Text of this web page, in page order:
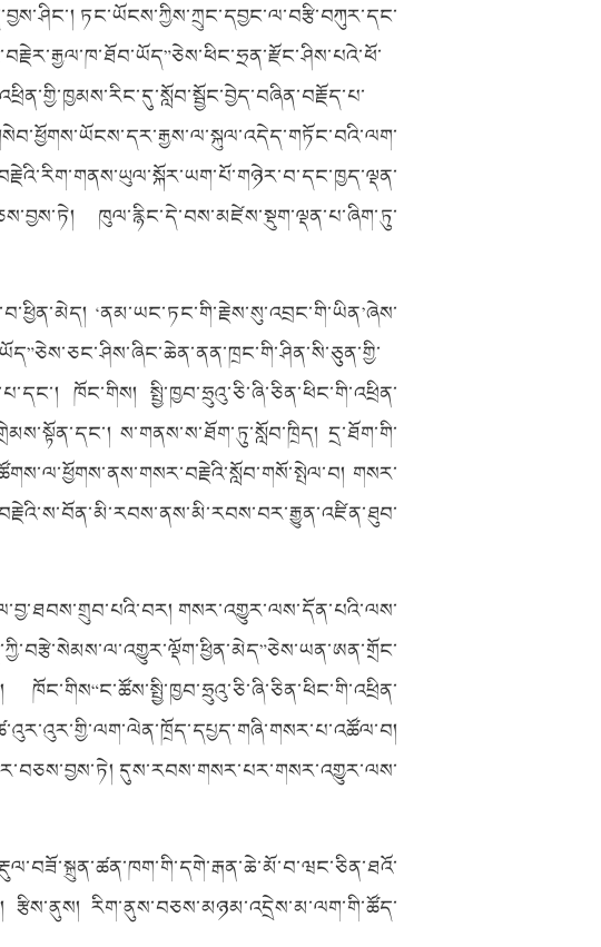
ཏང་ཡོངས་ཀྱིས་ཀྲུང་དབྱང་ལ་བརྩི་བཀུར་དང་
ཁུལ་རྙིང་དེ་བས་མཛེས་སྡུག་ལྡན་པ་ཞིག་ཏུ་
‘ནམ་ཡང་ཏང་གི་རྗེས་སུ་འབྲང་གི་ཡིན’ཞེས་
ཁོང་གིས། སྤྱི་ཁྱབ་ཧྲུའུ་ཅི་ཞི་ཅིན་ཕིང་གི་འཕྲིན་
ས་གནས་ས་ཐོག་ཏུ་སློབ་ཁྲིད། དྲ་ཐོག་གི་
གསར་
གསར་འགྱུར་ལས་དོན་པའི་ལས་
ཁོང་གིས“ང་ཚོས་སྤྱི་ཁྱབ་ཧྲུའུ་ཅི་ཞི་ཅིན་ཕིང་གི་འཕྲིན་
དུས་རབས་གསར་པར་གསར་འགྱུར་ལས་
རྩིས་ནུས། རིག་ནུས་བཅས་མཉམ་འདྲེས་མ་ལག་གི་ཚོད་